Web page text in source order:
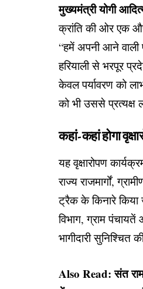
मुख्यमंत्री योगी
क्रांति की ओर एक
“हमें अपनी आने वाली
हरियाली से भरपूर
केवल पर्यावरण को
को भी उससे प्रत्यक्ष
कहां-कहां होगा
यह वृक्षारोपण
राज्य राजमार्गों,
ट्रैक के किनारे
विभाग, ग्राम
भागीदारी सुनिश्चित
Also Read:संत